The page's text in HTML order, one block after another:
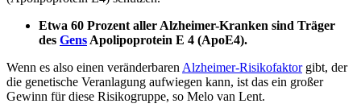
Etwa 60 Prozent aller Alzheimer-Kranken sind Träger
des Gens Apolipoprotein E 4 (ApoE4).
Wenn es also einen veränderbaren Alzheimer-Risikofaktorgibt, der
die genetische Veranlagung aufwiegen kann, ist das ein großer
Gewinn für diese Risikogruppe, so Melo van Lent.